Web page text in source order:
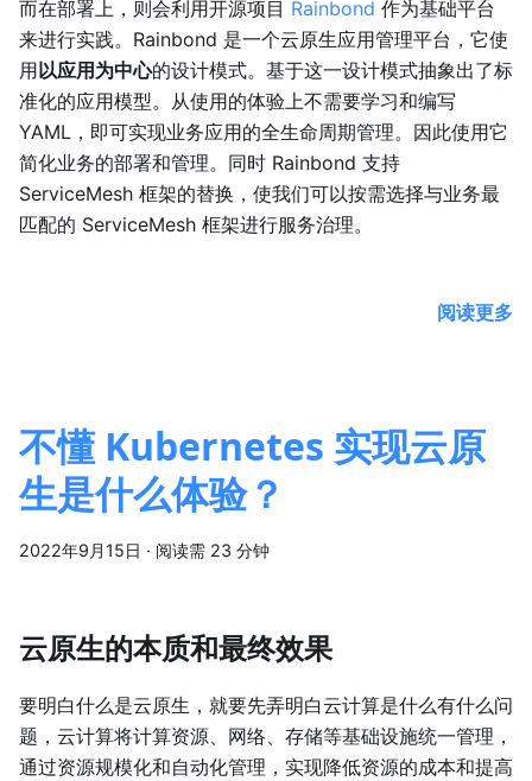
而在部署上，则会利用开源项目 Rainbond 作为基础平台
来进行实践。Rainbond 是一个云原生应用管理平台，它使
用以应用为中心的设计模式。基于这一设计模式抽象出了标
准化的应用模型。从使用的体验上不需要学习和编写
YAML，即可实现业务应用的全生命周期管理。因此使用它
简化业务的部署和管理。同时 Rainbond 支持
ServiceMesh 框架的替换，使我们可以按需选择与业务最
匹配的 ServiceMesh 框架进行服务治理。
阅读更多
不懂 Kubernetes 实现云原
生是什么体验？
2022年9月15日 · 阅读需 23 分钟
云原生的本质和最终效果
要明白什么是云原生，就要先弄明白云计算是什么有什么问
题，云计算将计算资源、网络、存储等基础设施统一管理，
通过资源规模化和自动化管理，实现降低资源的成本和提高